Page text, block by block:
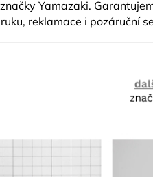
Yamazaki.
reklamace i pozáruční